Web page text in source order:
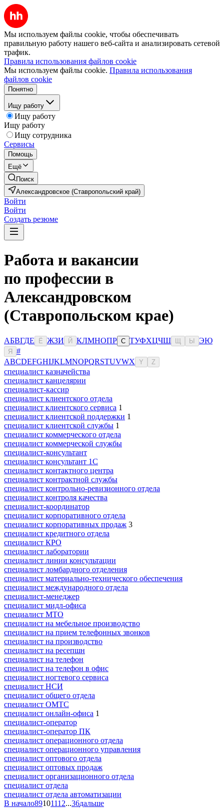
Мы используем файлы cookie, чтобы обеспечивать
правильную работу нашего веб-сайта и анализировать сетевой
трафик.
Правила использования файлов cookie
Мы используем файлы cookie. Правила использования
файлов cookie
Понятно
Ищу работу
Ищу работу
Ищу работу
Ищу сотрудника
Сервисы
Помощь
Ещё
Поиск
Александровское (Ставропольский край)
Войти
Войти
Создать резюме
Работа и вакансии
по профессии в
Александровском
(Ставропольском крае)
АБВГДЕ Ё ЖЗИ Й КЛМНОПР С ТУФХЦЧШ Ы ЭЮ
Я
#
ABCDEFGHIJKLMNOPQRSTUVWX Y Z
специалист казначейства
специалист канцелярии
специалист-кассир
специалист клиентского отдела
специалист клиентского сервиса 1
специалист клиентской поддержки 1
специалист клиентской службы 1
специалист коммерческого отдела
специалист коммерческой службы
специалист-консультант
специалист консультант 1С
специалист контактного центра
специалист контрактной службы
специалист контрольно-ревизионного отдела
специалист контроля качества
специалист-координатор
специалист корпоративного отдела
специалист корпоративных продаж 3
специалист кредитного отдела
специалист КРО
специалист лаборатории
специалист линии консультации
специалист ломбардного отделения
специалист материально-технического обеспечения
специалист международного отдела
специалист-менеджер
специалист мидл-офиса
специалист МТО
специалист на мебельное производство
специалист на прием телефонных звонков
специалист на производство
специалист на ресепшн
специалист на телефон
специалист на телефон в офис
специалист ногтевого сервиса
специалист НСИ
специалист общего отдела
специалист ОМТС
специалист онлайн-офиса 1
специалист-оператор
специалист-оператор ПК
специалист операционного отдела
специалист операционного управления
специалист оптового отдела
специалист оптовых продаж
специалист организационного отдела
специалист отдела
специалист отдела автоматизации
В начало89101112...36дальше